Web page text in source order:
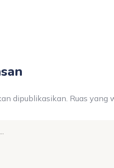
dipublikasikan. Ruas yang